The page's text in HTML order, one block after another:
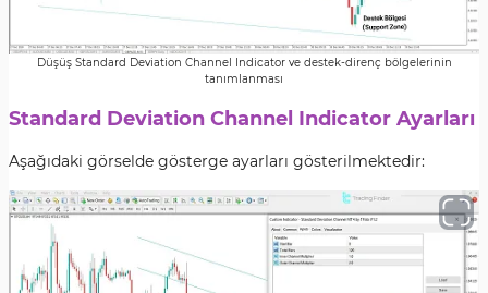
Düşüş Standard Deviation Channel Indicator ve destek-direnç bölgelerinin
tanımlanması
Standard Deviation Channel Indicator Ayarları
Aşağıdaki görselde gösterge ayarları gösterilmektedir: